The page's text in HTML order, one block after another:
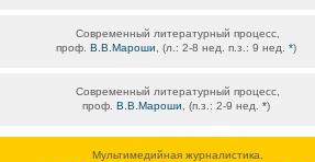
Современный литературный процесс,
проф. В.В.Мароши , (л.: 2-8 нед. п.з.: 9 нед. *)
Современный литературный процесс,
проф. В.В.Мароши , (п.з.: 2-9 нед. *)
Мультимедийная журналистика,